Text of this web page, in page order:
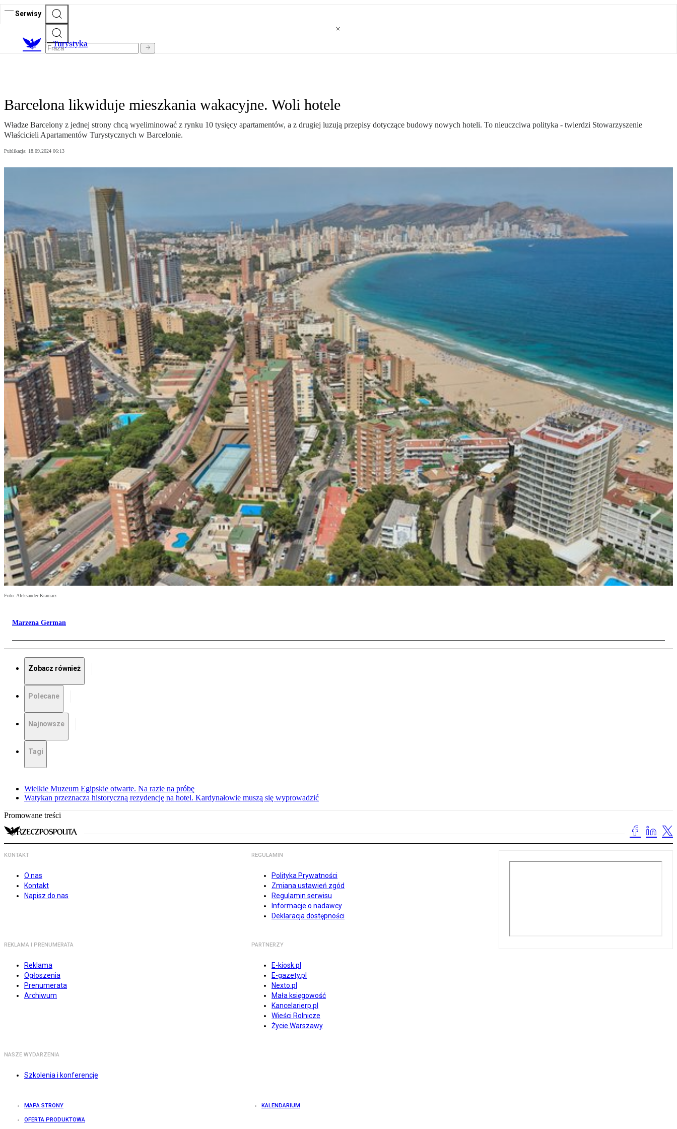
Serwisy
Turystyka
Barcelona likwiduje mieszkania wakacyjne. Woli hotele
Władze Barcelony z jednej strony chcą wyeliminować z rynku 10 tysięcy apartamentów, a z drugiej luzują przepisy dotyczące budowy nowych hoteli. To nieuczciwa polityka - twierdzi Stowarzyszenie
Właścicieli Apartamentów Turystycznych w Barcelonie.
Publikacja: 18.09.2024 06:13
Foto: Aleksander Kramarz
Marzena German
Zobacz również
Polecane
Najnowsze
Tagi
Wielkie Muzeum Egipskie otwarte. Na razie na próbę
Watykan przeznacza historyczną rezydencję na hotel. Kardynałowie muszą się wyprowadzić
Promowane treści
KONTAKT
O nas
Kontakt
Napisz do nas
REGULAMIN
Polityka Prywatności
Zmiana ustawień zgód
Regulamin serwisu
Informacje o nadawcy
Deklaracja dostępności
REKLAMA I PRENUMERATA
Reklama
Ogłoszenia
Prenumerata
Archiwum
PARTNERZY
E-kiosk.pl
E-gazety.pl
Nexto.pl
Mała księgowość
Kancelarierp.pl
Wieści Rolnicze
Życie Warszawy
NASZE WYDARZENIA
Szkolenia i konferencje
MAPA STRONY KALENDARIUM
OFERTA PRODUKTOWA